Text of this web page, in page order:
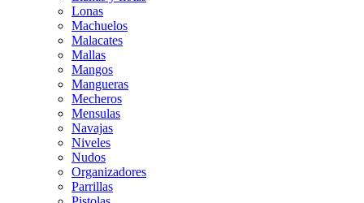
Lonas
Machuelos
Malacates
Mallas
Mangos
Mangueras
Mecheros
Mensulas
Navajas
Niveles
Nudos
Organizadores
Parrillas